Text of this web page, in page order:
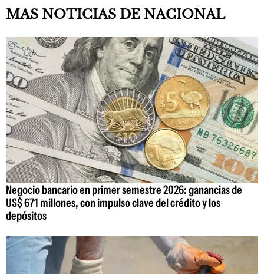
MAS NOTICIAS DE NACIONAL
Negocio bancario en primer semestre 2026: ganancias de
US$ 671 millones, con impulso clave del crédito y los
depósitos